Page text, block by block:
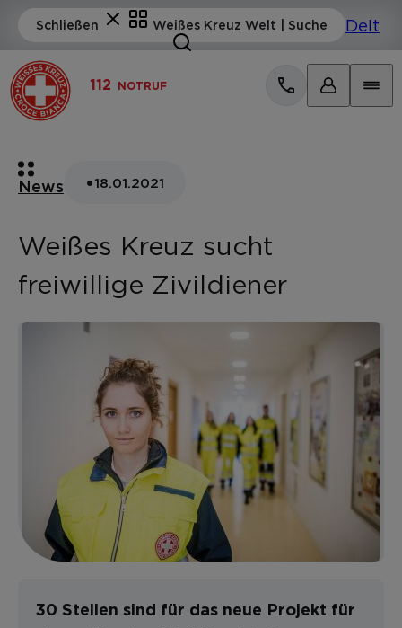
112 NOTRUF
News •18.01.2021
Weißes Kreuz sucht
freiwillige Zivildiener
30 Stellen sind für das neue Projekt für